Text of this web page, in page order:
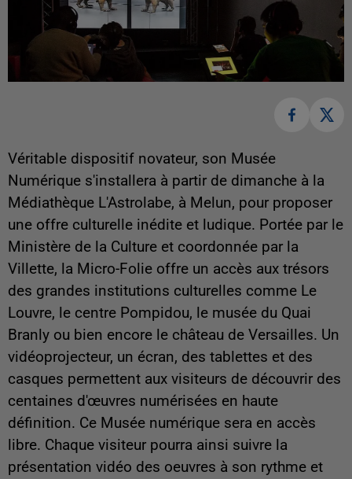
Véritable dispositif novateur, son Musée
Numérique s'installera à partir de dimanche à la
Médiathèque L'Astrolabe, à Melun, pour proposer
une offre culturelle inédite et ludique. Portée par le
Ministère de la Culture et coordonnée par la
Villette, la Micro-Folie offre un accès aux trésors
des grandes institutions culturelles comme Le
Louvre, le centre Pompidou, le musée du Quai
Branly ou bien encore le château de Versailles. Un
vidéoprojecteur, un écran, des tablettes et des
casques permettent aux visiteurs de découvrir des
centaines d'œuvres numérisées en haute
définition. Ce Musée numérique sera en accès
libre. Chaque visiteur pourra ainsi suivre la
présentation vidéo des oeuvres à son rythme et